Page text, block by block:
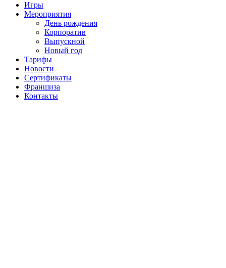
Игры
Мероприятия
День рождения
Корпоратив
Выпускной
Новый год
Тарифы
Новости
Сертификаты
Франшиза
Контакты